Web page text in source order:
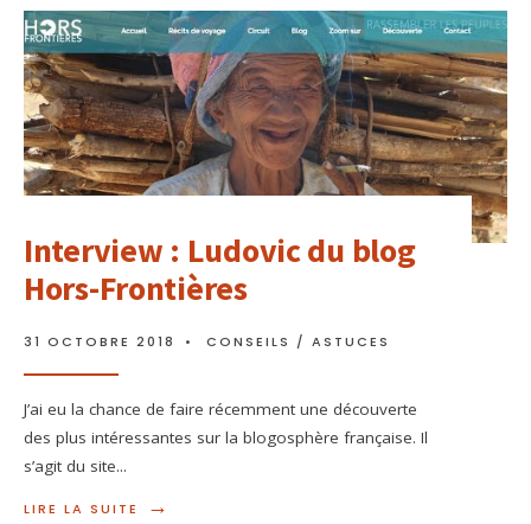
Interview : Ludovic du blog
Hors-Frontières
31 OCTOBRE 2018 • CONSEILS / ASTUCES
J’ai eu la chance de faire récemment une découverte
des plus intéressantes sur la blogosphère française. Il
s’agit du site...
LIRE LA SUITE →